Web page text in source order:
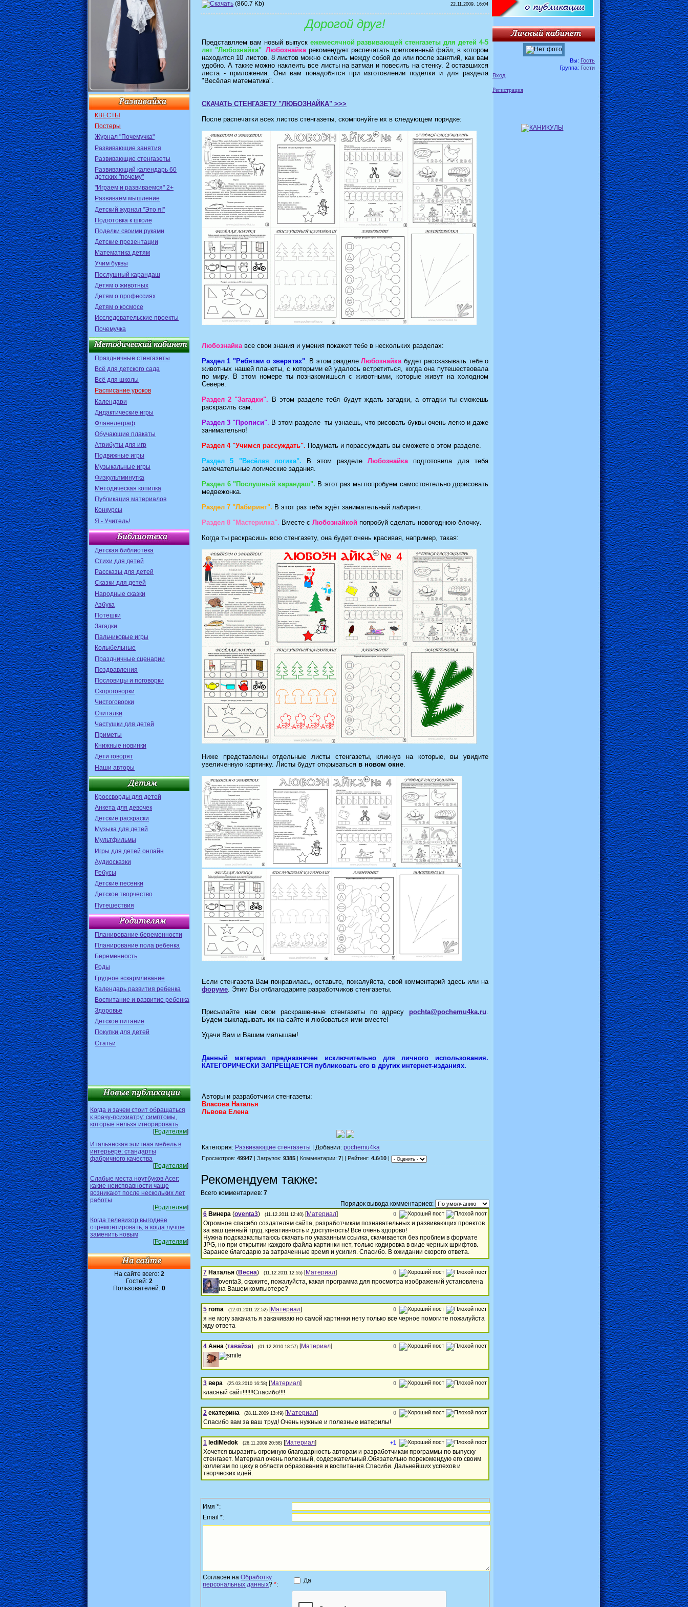
КВЕСТЫ
Постеры
Журнал "Почемучка"
Развивающие занятия
Развивающие стенгазеты
Развивающий календарь 60
детских "почему"
"Играем и развиваемся" 2+
Развиваем мышление
Детский журнал "Это я!"
Подготовка к школе
Поделки своими руками
Детские презентации
Математика детям
Учим буквы
Послушный карандаш
Детям о животных
Детям о профессиях
Детям о космосе
Исследовательские проекты
Почемучка
Праздничные стенгазеты
Всё для детского сада
Всё для школы
Расписание уроков
Календари
Дидактические игры
Фланелеграф
Обучающие плакаты
Атрибуты для игр
Подвижные игры
Музыкальные игры
Физкультминутка
Методическая копилка
Публикация материалов
Конкурсы
Я - Учитель!
Детская библиотека
Стихи для детей
Рассказы для детей
Сказки для детей
Народные сказки
Азбука
Потешки
Загадки
Пальчиковые игры
Колыбельные
Праздничные сценарии
Поздравления
Пословицы и поговорки
Скороговорки
Чистоговорки
Считалки
Частушки для детей
Приметы
Книжные новинки
Дети говорят
Наши авторы
Кроссворды для детей
Анкета для девочек
Детские раскраски
Музыка для детей
Мультфильмы
Игры для детей онлайн
Аудиосказки
Ребусы
Детские песенки
Детское творчество
Путешествия
Планирование беременности
Планирование пола ребенка
Беременность
Роды
Грудное вскармливание
Календарь развития ребенка
Воспитание и развитие ребенка
Здоровье
Детское питание
Покупки для детей
Статьи
Когда и зачем стоит обращаться
к врачу-психиатру: симптомы,
которые нельзя игнорировать
[Родителям]
Итальянская элитная мебель в
интерьере: стандарты
фабричного качества
[Родителям]
Слабые места ноутбуков Acer:
какие неисправности чаще
возникают после нескольких лет
работы
[Родителям]
Когда телевизор выгоднее
отремонтировать, а когда лучше
заменить новым
[Родителям]
На сайте всего: 2
Гостей: 2
Пользователей: 0
(860.7 Kb) 22.11.2009, 16:04
Дорогой друг!
Представляем вам новый выпуск ежемесячной развивающей стенгазеты для детей 4-5
лет "Любознайка".Любознайкарекомендует распечатать приложенный файл, в котором
находится 10 листов. 8 листов можно склеить между собой до или после занятий, как вам
удобно. А также можно наклеить все листы на ватман и повесить на стенку. 2 оставшихся
листа - приложения. Они вам понадобятся при изготовлении поделки и для раздела
"Весёлая математика".
СКАЧАТЬ СТЕНГАЗЕТУ "ЛЮБОЗНАЙКА" >>>
После распечатки всех листов стенгазеты, скомпонуйте их в следующем порядке:
Любознайкавсе свои знания и умения покажет тебе в нескольких разделах:
Раздел 1 "Ребятам о зверятах". В этом разделеЛюбознайкабудет рассказывать тебе о
животных нашей планеты, с которыми ей удалось встретиться, когда она путешествовала
по миру. В этом номере ты познакомишься с животными, которые живут на холодном
Севере.
Раздел 2 "Загадки". В этом разделе тебя будут ждать загадки, а отгадки ты сможешь
раскрасить сам.
Раздел 3 "Прописи". В этом разделе ты узнаешь, что рисовать буквы очень легко и даже
занимательно!
Раздел 4 "Учимся рассуждать". Подумать и порассуждать вы сможете в этом разделе.
Раздел 5 "Весёлая логика". В этом разделеЛюбознайкаподготовила для тебя
замечательные логические задания.
Раздел 6 "Послушный карандаш". В этот раз мы попробуем самостоятельно дорисовать
медвежонка.
Раздел 7 "Лабиринт". В этот раз тебя ждёт занимательный лабиринт.
Раздел 8 "Мастерилка". Вместе с Любознайкой попробуй сделать новогоднюю ёлочку.
Когда ты раскрасишь всю стенгазету, она будет очень красивая, например, такая:
Ниже представлены отдельные листы стенгазеты, кликнув на которые, вы увидите
увеличенную картинку. Листы будут открываться в новом окне.
Если стенгазета Вам понравилась, оставьте, пожалуйста, свой комментарий здесь или на
форуме. Этим Вы отблагодарите разработчиков стенгазеты.
Присылайте нам свои раскрашенные стенгазеты по адресу pochta@pochemu4ka.ru.
Будем выкладывать их на сайте и любоваться ими вместе!
Удачи Вам и Вашим малышам!
Данный материал предназначен исключительно для личного использования.
КАТЕГОРИЧЕСКИ ЗАПРЕЩАЕТСЯ публиковать его в других интернет-изданиях.
Авторы и разработчики стенгазеты:
Власова Наталья
Львова Елена
Категория: Развивающие стенгазеты | Добавил: pochemu4ka
Просмотров: 49947 | Загрузок: 9385 | Комментарии: 7 | | Рейтинг: 4.6/10
Рекомендуем также:
Всего комментариев: 7
Порядок вывода комментариев:
0
6 Винера (oventa3) (11.12.2011 12:40) [Материал]
Огромное спасибо создателям сайта, разработчикам познавательных и развивающих проектов
за ваш ценный труд, креативность и доступность! Все очень здорово!
Нужна подсказка:пытаюсь скачать по указанным ссылка, скачивается без проблем в формате
JPG, но при открытии каждого файла картинки нет, только кодировка в виде черных шрифтов.
Заранее благодарю за затраченные время и усилия. Спасибо. В ожидании скорого ответа.
0
7 Наталья (Весна) (11.12.2011 12:55) [Материал]
oventa3, скажите, пожалуйста, какая программа для просмотра изображений установлена
на Вашем компьютере?
0
5 roma (12.01.2011 22:52) [Материал]
я не могу закачать я закачиваю но самой картинки нету только все черное помогите пожалуйста
жду ответа
0
4 Анна (тавайза) (01.12.2010 18:57) [Материал]
0
3 вера (25.03.2010 16:58) [Материал]
класный сайт!!!!!!!Спасибо!!!!
0
2 екатерина (28.11.2009 13:49) [Материал]
Спасибо вам за ваш труд! Очень нужные и полезные материлы!
+1
1 lediMedok (26.11.2009 20:58) [Материал]
Хочется выразить огромную благодарность авторам и разработчикам программы по выпуску
стенгазет. Материал очень полезный, содержательный.Обязательно порекомендую его своим
коллегам по цеху в области образования и воспитания.Спасиби. Дальнейших успехов и
творческих идей.
Имя *:
Email *:
Согласен на Обработку
персональных данных? *:
Да
Вы: Гость
Группа: Гости
Вход
Регистрация